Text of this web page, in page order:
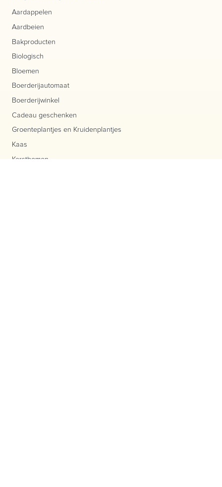
Aardappelen
Aardbeien
Bakproducten
Biologisch
Bloemen
Boerderijautomaat
Boerderijwinkel
Cadeau geschenken
Groenteplantjes en Kruidenplantjes
Kaas
Kerstbomen